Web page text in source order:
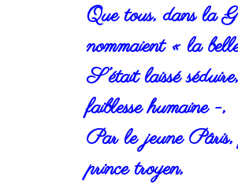
Que tous, dans la
nommaient « la
S’était laissé
faiblesse humaine -,
Par le jeune Pâris,
prince troyen,